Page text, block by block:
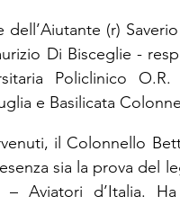
(r)
Di Bisceglie -
Policlinico
e Basilicata
il Colonnello
sia la prova del
– Aviatori d’Italia.